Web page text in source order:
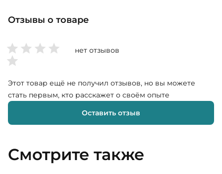
Отзывы о товаре
нет отзывов
Этот товар ещё не получил отзывов, но вы можете
стать первым, кто расскажет о своём опыте
Оставить отзыв
Смотрите также